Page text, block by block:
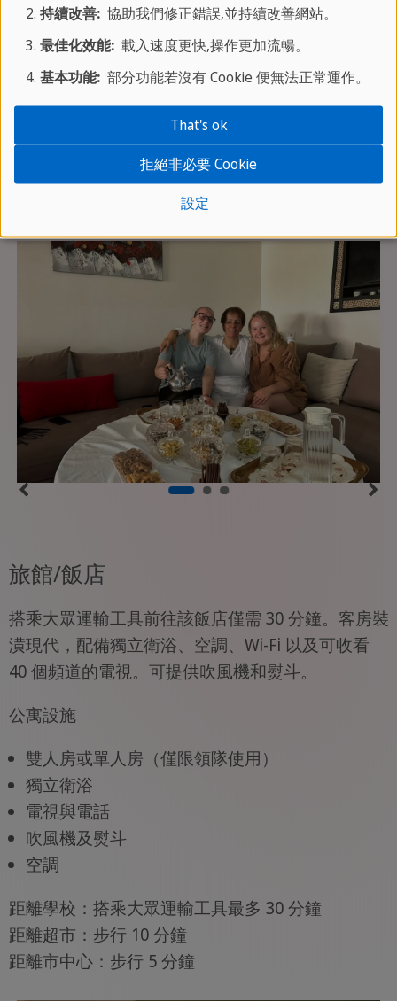
單人房
含早晚餐
共用衛浴／廚房
距離學校最多 50 分鐘路程
在我們的寄宿家庭，我們致力於為您提供無憂無慮
且放鬆的住宿體驗，讓您感覺宛如在家一般。
旅館/飯店
搭乘大眾運輸工具前往該飯店僅需 30 分鐘。客房裝
潢現代，配備獨立衛浴、空調、Wi-Fi 以及可收看
40 個頻道的電視。可提供吹風機和熨斗。
公寓設施
雙人房或單人房（僅限領隊使用）
獨立衛浴
電視與電話
吹風機及熨斗
空調
距離學校：搭乘大眾運輸工具最多 30 分鐘
距離超市：步行 10 分鐘
距離市中心：步行 5 分鐘
持續改善:協助我們修正錯誤,並持續改善網站。
最佳化效能:載入速度更快,操作更加流暢。
基本功能:部分功能若沒有 Cookie 便無法正常運作。
設定
拒絕非必要 Cookie
That's ok